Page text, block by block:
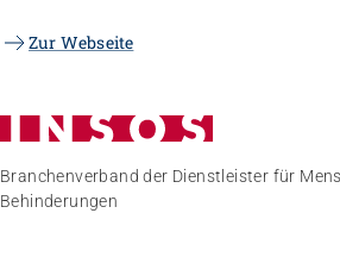
Zur Webseite
Branchenverband der Dienstleister für
Behinderungen